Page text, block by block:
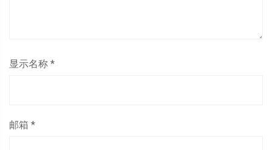
显示名称 *
邮箱 *